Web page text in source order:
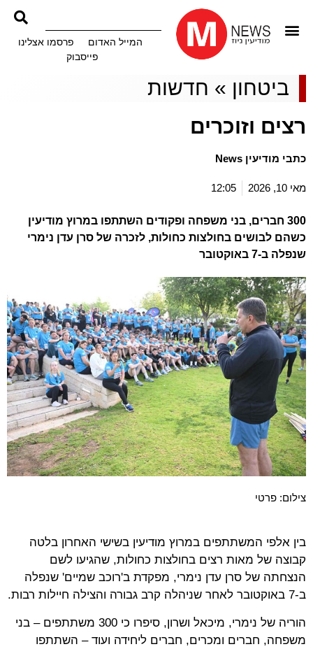
המייל האדום
פרסמו אצלינו
פייסבוק
ביטחון » חדשות
רצים וזוכרים
כתבי מודיעין News
מאי 10, 2026 12:05
300 חברים, בני משפחה ופקודים השתתפו במרוץ מודיעין
כשהם לבושים בחולצות כחולות, לזכרה של סרן עדן נימרי
שנפלה ב-7 באוקטובר
צילום: פרטי
בין אלפי המשתתפים במרוץ מודיעין בשישי האחרון בלטה
קבוצה של מאות רצים בחולצות כחולות, שהגיעו לשם
הנצחתה של סרן עדן נימרי, מפקדת ב'רוכב שמיים' שנפלה
ב-7 באוקטובר לאחר שניהלה קרב גבורה והצילה חיילות רבות.
הוריה של נימרי, מיכאל ושרון, סיפרו כי 300 משתתפים – בני
משפחה, חברים ומכרים, חברים ליחידה ועוד – השתתפו